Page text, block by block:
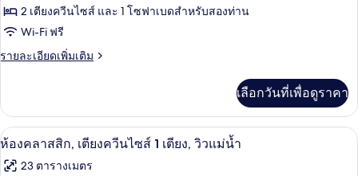
เตียง,
วิว
แม่น้ำ
ห้อง
พรีเมียม,
หลาย
วิว
แม่น้ำ
2 เตียงควีนไซส์ และ 1 โซฟาเบดสำหรับสองท่าน
Wi-Fi ฟรี
รายละเอียดเพิ่มเติม
ราย
เกี่ยว
กับ
ห้อง
หลาย
เลือกวันที่เพื่อดูราคา
เปิด
ภาพถ่าย
มินิบาร์, ตู้นิรภัยในห้องพัก, โต๊ะทำงา
6
ห้องคลาสสิก, เตียงควีนไซส์ 1 เตียง, วิวแม่น้ำ
23 ตารางเมตร